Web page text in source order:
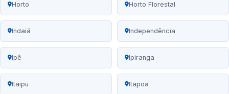
Horto Horto Florestal
Indaiá Independência
Ipê Ipiranga
Itaipu Itapoã